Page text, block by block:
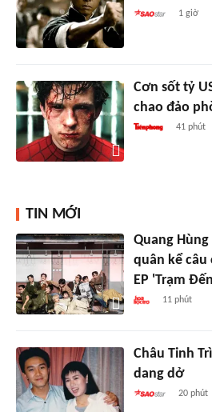
1 giờ
Cơn sốt tỷ
chao đảo
41 phút
TIN MỚI
Quang
quân kể
EP 'Trạm
11 phút
Châu Tinh
dang dở
20 phút